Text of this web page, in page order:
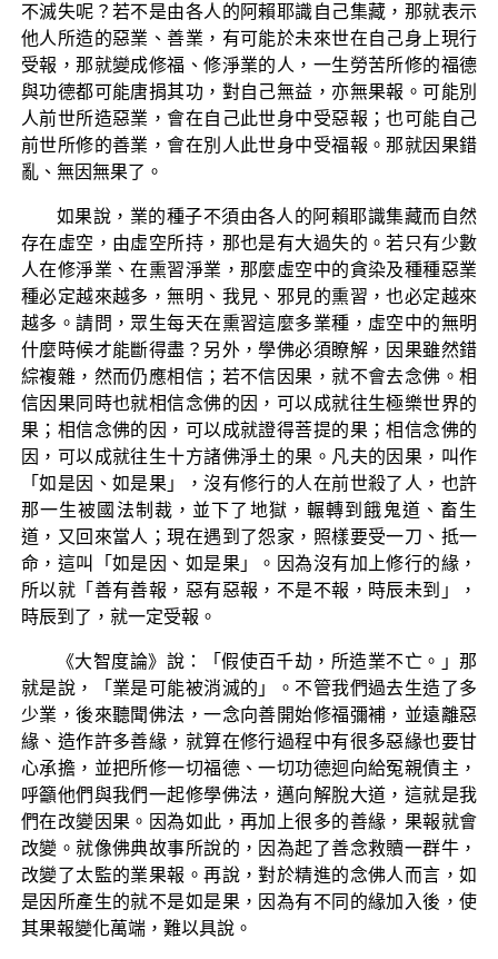
不滅失呢？若不是由各人的阿賴耶識自己集藏，那就表示
他人所造的惡業、善業，有可能於未來世在自己身上現行
受報，那就變成修福、修淨業的人，一生勞苦所修的福德
與功德都可能唐捐其功，對自己無益，亦無果報。可能別
人前世所造惡業，會在自己此世身中受惡報；也可能自己
前世所修的善業，會在別人此世身中受福報。那就因果錯
亂、無因無果了。
如果說，業的種子不須由各人的阿賴耶識集藏而自然
存在虛空，由虛空所持，那也是有大過失的。若只有少數
人在修淨業、在熏習淨業，那麼虛空中的貪染及種種惡業
種必定越來越多，無明、我見、邪見的熏習，也必定越來
越多。請問，眾生每天在熏習這麼多業種，虛空中的無明
什麼時候才能斷得盡？另外，學佛必須瞭解，因果雖然錯
綜複雜，然而仍應相信；若不信因果，就不會去念佛。相
信因果同時也就相信念佛的因，可以成就往生極樂世界的
果；相信念佛的因，可以成就證得菩提的果；相信念佛的
因，可以成就往生十方諸佛淨土的果。凡夫的因果，叫作
「如是因、如是果」，沒有修行的人在前世殺了人，也許
那一生被國法制裁，並下了地獄，輾轉到餓鬼道、畜生
道，又回來當人；現在遇到了怨家，照樣要受一刀、抵一
命，這叫「如是因、如是果」。因為沒有加上修行的緣，
所以就「善有善報，惡有惡報，不是不報，時辰未到」，
時辰到了，就一定受報。
《大智度論》說：「假使百千劫，所造業不亡。」那
就是說，「業是可能被消滅的」。不管我們過去生造了多
少業，後來聽聞佛法，一念向善開始修福彌補，並遠離惡
緣、造作許多善緣，就算在修行過程中有很多惡緣也要甘
心承擔，並把所修一切福德、一切功德迴向給冤親債主，
呼籲他們與我們一起修學佛法，邁向解脫大道，這就是我
們在改變因果。因為如此，再加上很多的善緣，果報就會
改變。就像佛典故事所說的，因為起了善念救贖一群牛，
改變了太監的業果報。再說，對於精進的念佛人而言，如
是因所產生的就不是如是果，因為有不同的緣加入後，使
其果報變化萬端，難以具說。